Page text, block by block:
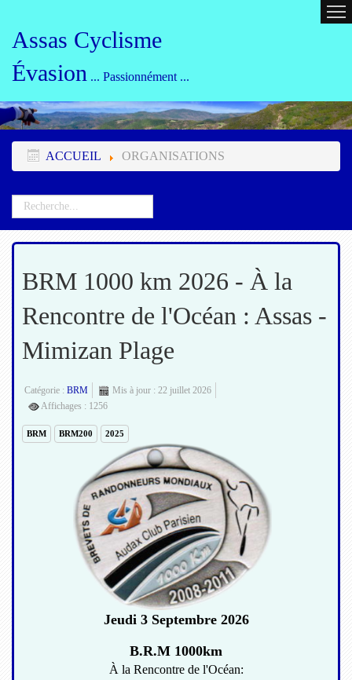
Assas Cyclisme
Évasion ... Passionnément ...
ACCUEIL ORGANISATIONS
BRM 1000 km 2026 - À la
Rencontre de l'Océan : Assas -
Mimizan Plage
Catégorie : BRM
Mis à jour : 22 juillet 2026
Affichages : 1256
BRM BRM200 2025
Jeudi 3 Septembre 2026
B.R.M 1000km
À la Rencontre de l'Océan: